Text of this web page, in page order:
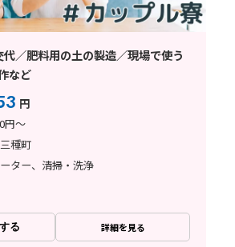
代／肥料用の土の製造／現場で使う
など
円
円～
種町
ター、清掃・洗浄
る 詳細を見る